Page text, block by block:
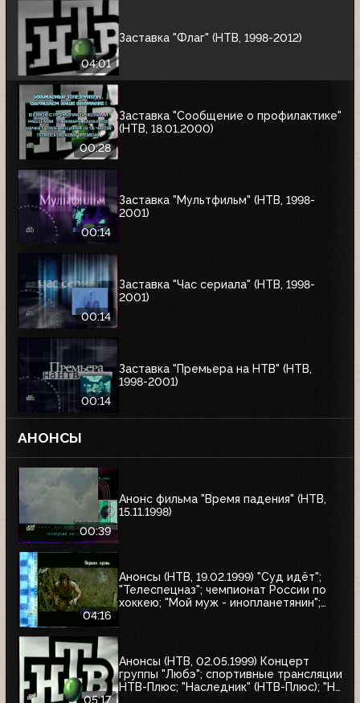
04:01
Заставка "Флаг" (НТВ, 1998-2012)
00:28
Заставка "Сообщение о профилактике"
(НТВ, 18.01.2000)
00:14
Заставка "Мультфильм" (НТВ, 1998-
2001)
00:14
Заставка "Час сериала" (НТВ, 1998-
2001)
00:14
Заставка "Премьера на НТВ" (НТВ,
1998-2001)
АНОНСЫ
00:39
Анонс фильма "Время падения" (НТВ,
15.11.1998)
04:16
Анонсы (НТВ, 19.02.1999) "Суд идёт";
"Телеспецназ"; чемпионат России по
хоккею; "Мой муж - инопланетянин";
05:17
Анонсы (НТВ, 02.05.1999) Концерт
группы "Любэ"; спортивные трансляции
НТВ-Плюс; "Наследник" (НТВ-Плюс); "Не